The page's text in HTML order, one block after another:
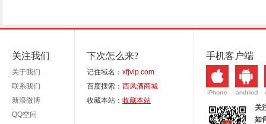
关注我们
关于我们
联系我们
新浪微博
QQ空间
下次怎么来?
记住域名： xfjvip.com
百度搜索： 西凤酒商城
收藏本站： 收藏本站
手机客户端
关
如